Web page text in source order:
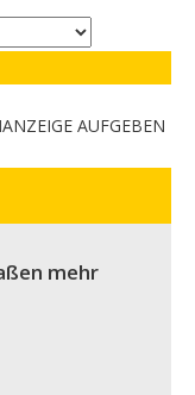
AUFGEBEN
mehr